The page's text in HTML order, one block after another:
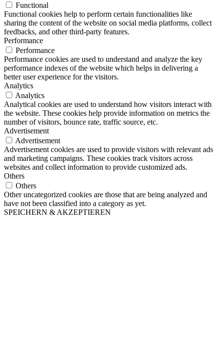
Functional
Functional cookies help to perform certain functionalities like
sharing the content of the website on social media platforms, collect
feedbacks, and other third-party features.
Performance
Performance
Performance cookies are used to understand and analyze the key
performance indexes of the website which helps in delivering a
better user experience for the visitors.
Analytics
Analytics
Analytical cookies are used to understand how visitors interact with
the website. These cookies help provide information on metrics the
number of visitors, bounce rate, traffic source, etc.
Advertisement
Advertisement
Advertisement cookies are used to provide visitors with relevant ads
and marketing campaigns. These cookies track visitors across
websites and collect information to provide customized ads.
Others
Others
Other uncategorized cookies are those that are being analyzed and
have not been classified into a category as yet.
SPEICHERN & AKZEPTIEREN